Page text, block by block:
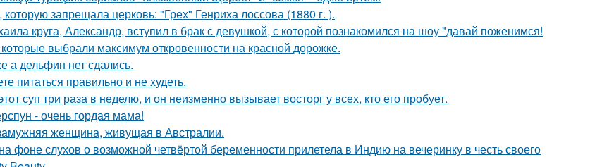
которую запрещала церковь: "Грех" Генриха лоссова (1880 г. ).
круга, Александр, вступил в брак с девушкой, с которой познакомился на шоу "давай поженимся!
выбрали максимум откровенности на красной дорожке.
а дельфин нет сдались.
питаться правильно и не худеть.
суп три раза в неделю, и он неизменно вызывает восторг у всех, кто его пробует.
- очень гордая мама!
женщина, живущая в Австралии.
фоне слухов о возможной четвёртой беременности прилетела в Индию на вечеринку в честь своего